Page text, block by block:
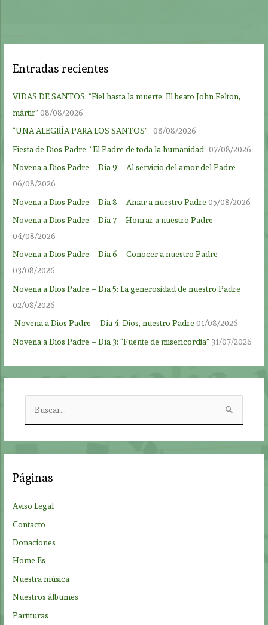
Entradas recientes
VIDAS DE SANTOS: “Fiel hasta la muerte: El beato John Felton,
mártir” 08/08/2026
“UNA ALEGRÍA PARA LOS SANTOS”
08/08/2026
Fiesta de Dios Padre: “El Padre de toda la humanidad” 07/08/2026
Novena a Dios Padre – Día 9 – Al servicio del amor del Padre
06/08/2026
Novena a Dios Padre – Día 8 – Amar a nuestro Padre 05/08/2026
Novena a Dios Padre – Día 7 – Honrar a nuestro Padre
04/08/2026
Novena a Dios Padre – Día 6 – Conocer a nuestro Padre
03/08/2026
Novena a Dios Padre – Día 5: La generosidad de nuestro Padre
02/08/2026
Novena a Dios Padre – Día 4: Dios, nuestro Padre 01/08/2026
Novena a Dios Padre – Día 3: “Fuente de misericordia” 31/07/2026
r
:
Páginas
Aviso Legal
Contacto
Donaciones
Home Es
Nuestra música
Nuestros álbumes
Partituras